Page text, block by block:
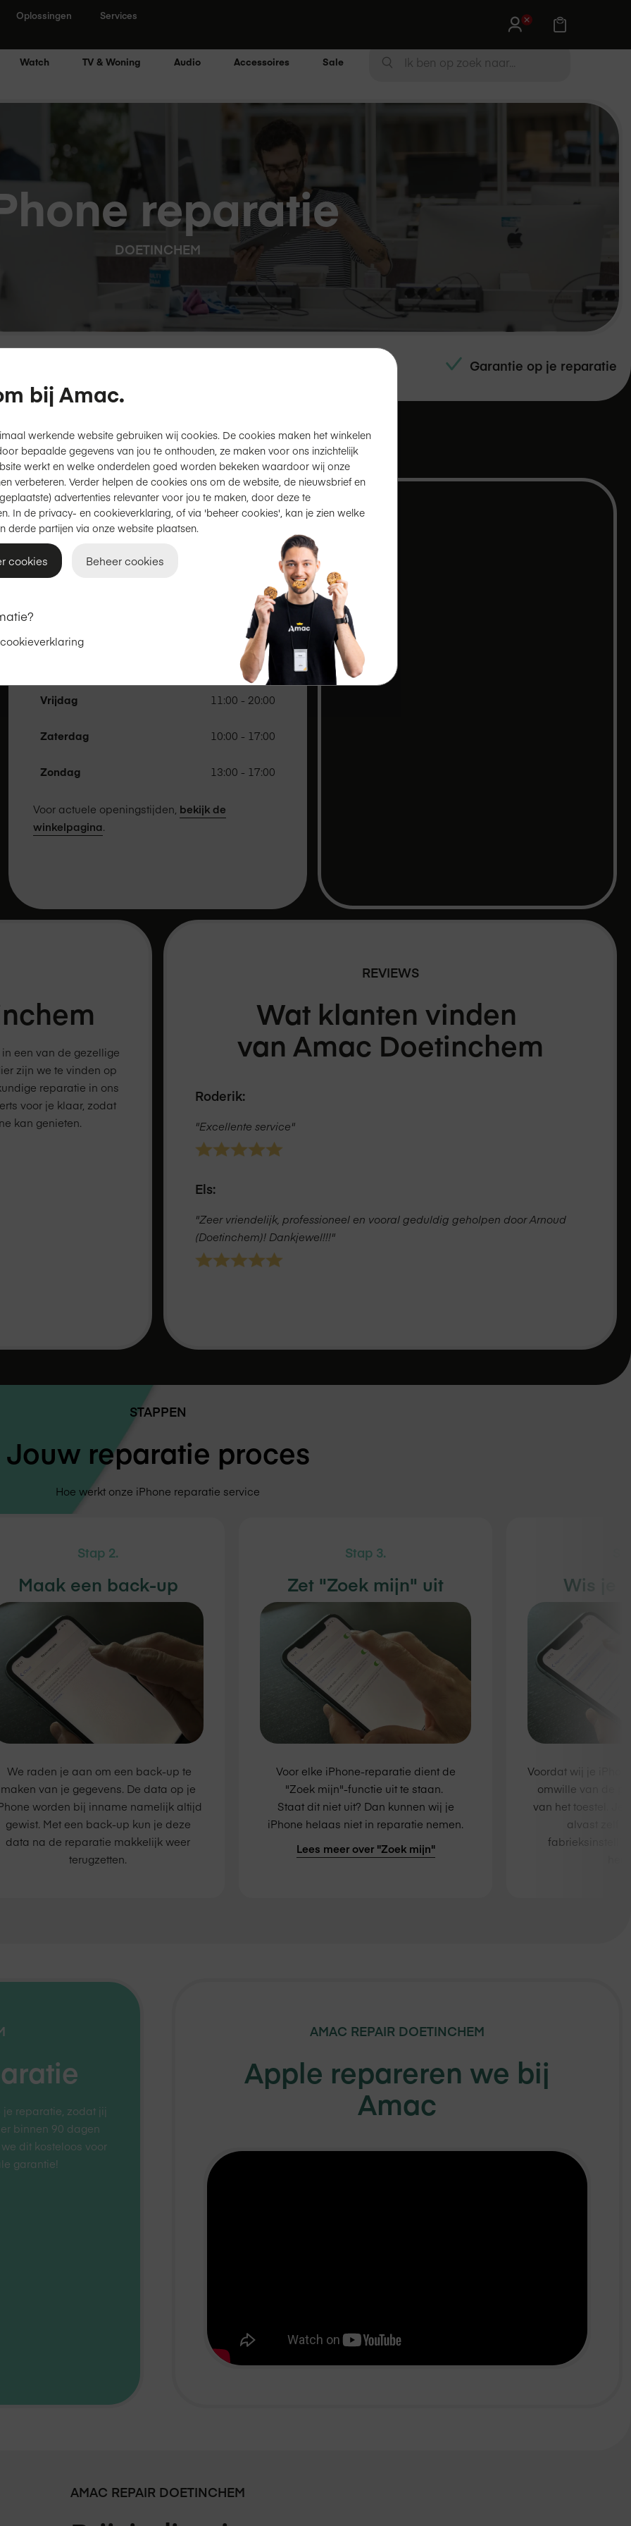
Oplossingen
Services
Watch TV & Woning Audio Accessoires Sale ZOEK Zoek
reparatie
DOETINCHEM
Garantie op je reparatie
Openingstijden
Maandag
11:00 - 18:00
11:00 - 18:00
11:00 - 18:00
Vrijdag 11:00 - 20:00
Zaterdag 10:00 - 17:00
Zondag 13:00 - 17:00
Voor actuele openingstijden, bekijk de
winkelpagina.
een van de gezellige
zijn we te vinden op
reparatie in ons
voor je klaar, zodat
kan genieten.
REVIEWS
Wat klanten vinden
van Amac Doetinchem
Roderik:
"Excellente service"
Els:
"Zeer vriendelijk, professioneel en vooral geduldig geholpen door Arnoud
(Doetinchem)! Dankjewel!!!"
STAPPEN
Jouw reparatie proces
Hoe werkt onze iPhone reparatie service
Stap 2.
Maak een back-up
We raden je aan om een back-up te
maken van je gegevens. De data op je
worden bij inname namelijk altijd
gewist. Met een back-up kun je deze
data na de reparatie makkelijk weer
terugzetten.
Stap 3.
Zet "Zoek mijn" uit
Voor elke iPhone-reparatie dient de
"Zoek mijn"-functie uit te staan.
Staat dit niet uit? Dan kunnen wij je
iPhone helaas niet in reparatie nemen.
Lees meer over "Zoek mijn"
Wis je
Voordat wij je
omwille van de
van het toestel. Je
alvast zelf
reparatie, zodat jij
binnen 90 dagen
dit kosteloos voor
garantie!
AMAC REPAIR DOETINCHEM
Apple repareren we bij
Amac
AMAC REPAIR DOETINCHEM
bij Amac.
werkende website gebruiken wij cookies. De cookies maken het winkelen
bepaalde gegevens van jou te onthouden, ze maken voor ons inzichtelijk
werkt en welke onderdelen goed worden bekeken waardoor wij onze
verbeteren. Verder helpen de cookies ons om de website, de nieuwsbrief en
advertenties relevanter voor jou te maken, door deze te
In de privacy- en cookieverklaring, of via 'beheer cookies', kan je zien welke
derde partijen via onze website plaatsen.
cookies Beheer cookies